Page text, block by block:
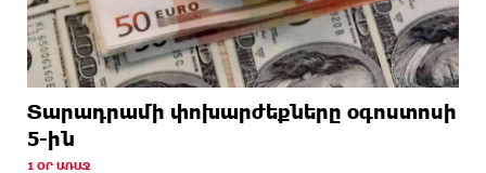
Տարադրամի փոխարժեքները օգոստոսի
5-ին
1 ՕՐ ԱՌԱՋ